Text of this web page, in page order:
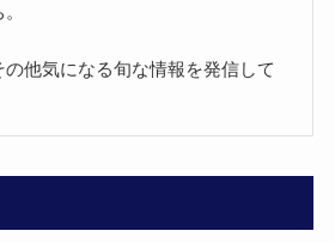
他気になる旬な情報を発信して